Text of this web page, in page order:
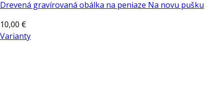
Drevená gravírovaná obálka na peniaze Na novu pušku
10,00 €
Varianty